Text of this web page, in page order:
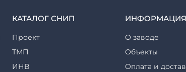
КАТАЛОГ СНИП
Проект
ТМП
ИНВ
ИНФОРМАЦИЯ
О заводе
Объекты
Оплата и